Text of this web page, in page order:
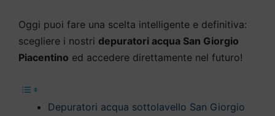
Oggi puoi fare una scelta intelligente e definitiva:
scegliere i nostri depuratori acqua San Giorgio
Piacentino ed accedere direttamente nel futuro!
Depuratori acqua sottolavello San Giorgio